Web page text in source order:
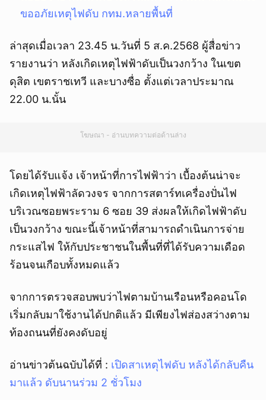
ขออภัยเหตุไฟดับ กทม.หลายพื้นที่
ล่าสุดเมื่อเวลา 23.45 น.วันที่ 5 ส.ค.2568 ผู้สื่อข่าว
รายงานว่า หลังเกิดเหตุไฟฟ้าดับเป็นวงกว้าง ในเขต
ดุสิต เขตราชเทวี และบางซื่อ ตั้งแต่เวลาประมาณ
22.00 น.นั้น
โฆษณา - อ่านบทความต่อด้านล่าง
โดยได้รับแจ้ง เจ้าหน้าที่การไฟฟ้าว่า เบื้องต้นน่าจะ
เกิดเหตุไฟฟ้าลัดวงจร จากการสตาร์ทเครื่องปั่นไฟ
บริเวณซอยพระราม 6 ซอย 39 ส่งผลให้เกิดไฟฟ้าดับ
เป็นวงกว้าง ขณะนี้เจ้าหน้าที่สามารถดำเนินการจ่าย
กระแสไฟ ให้กับประชาชนในพื้นที่ที่ได้รับความเดือด
ร้อนจนเกือบทั้งหมดแล้ว
จากการตรวจสอบพบว่าไฟตามบ้านเรือนหรือคอนโด
เริ่มกลับมาใช้งานได้ปกติแล้ว มีเพียงไฟส่องสว่างตาม
ท้องถนนที่ยังคงดับอยู่
อ่านข่าวต้นฉบับได้ที่ : เปิดสาเหตุไฟดับ หลังได้กลับคืน
มาแล้ว ดับนานร่วม 2 ชั่วโมง